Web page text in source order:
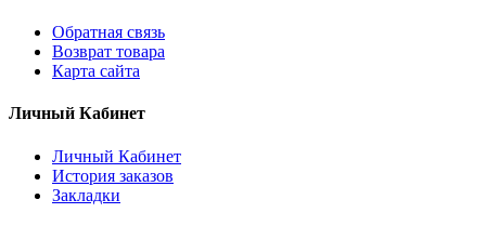
Обратная связь
Возврат товара
Карта сайта
Личный Кабинет
Личный Кабинет
История заказов
Закладки